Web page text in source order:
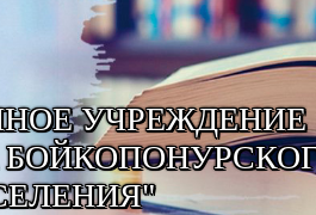
УЧРЕЖДЕНИЕ